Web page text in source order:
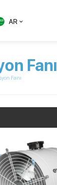
AR
Fanı
Fanı